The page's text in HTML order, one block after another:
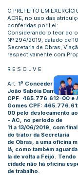
O PREFEITO EM
ACRE, no uso das
conferidas por Lei:
Considerando o teor do
Nº 294/2019, datado de
Secretaria de Obras,
respectivamente com
R E S O L V E
Art. 1º Conceder 02
João Sabóia Dantas–
CPF: 465.776.612-00 e
Gomes CPF:
00 pelo deslocamento
- AC, no período de
11 a 13/06/2019, com
do trator da Secretaria
de Obras, a uma oficina
lá, como também
la de volta a Feijó.
cidade não há oficina
de trabalho.